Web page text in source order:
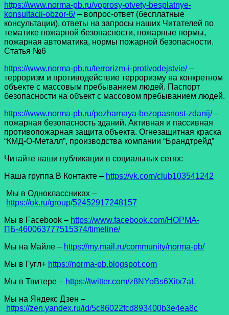
https://www.norma-pb.ru/voprosy-otvety-besplatnye-
konsultacii-obzor-6/– вопрос-ответ (бесплатные
консультации), ответы на запросы наших Читателей по
тематике пожарной безопасности, пожарные нормы,
пожарная автоматика, нормы пожарной безопасности.
Статья №6
https://www.norma-pb.ru/terrorizm-i-protivodejstvie/–
терроризм и противодействие терроризму на конкретном
объекте с массовым пребыванием людей. Паспорт
безопасности на объект с массовом пребыванием людей.
https://www.norma-pb.ru/pozharnaya-bezopasnost-zdanij/–
пожарная безопасность зданий. Активная и пассивная
противопожарная защита объекта. Огнезащитная краска
“КМД-О-Металл”, производства компании “Брандтрейд”
Читайте наши публикации в социальных сетях:
Наша группа В Контакте – https://vk.com/club103541242
Мы в Одноклассниках –
https://ok.ru/group/52452917248157
Мы в Facеbook – https://www.facebook.com/НОРМА-
ПБ-460063777515374/timeline/
Мы на Майле – https://my.mail.ru/community/norma-pb/
Мы в Гугл+ https://norma-pb.blogspot.com
Мы в Твитере – https://twitter.com/z8NYoBs6Xitx7aL
Мы на Яндекс Дзен –
https://zen.yandex.ru/id/5c86022fcd893400b3e4ea8c